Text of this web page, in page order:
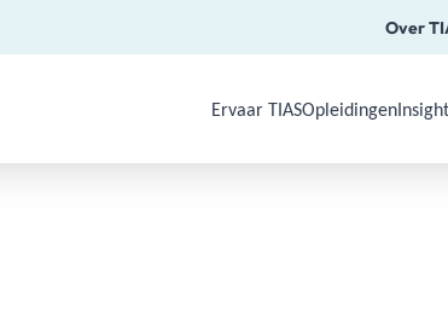
Over
Use Arrow Down, Enter
Ervaar TIASOpleidingen